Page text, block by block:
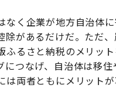
なく企業が地方自治体
除があるだけだ。ただ
ふるさと納税のメリッ
つなげ、自治体は移
両者ともにメリット